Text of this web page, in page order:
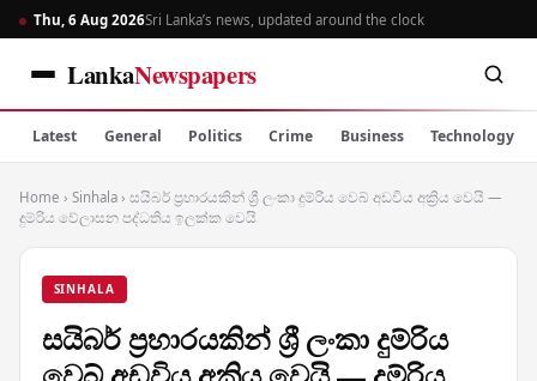
Thu, 6 Aug 2026Sri Lanka’s news, updated around the clock
LankaNewspapers
Latest General Politics Crime Business Technology
Home › Sinhala › සයිබර් ප්‍රහාරයකින් ශ්‍රී ලංකා දුම්රිය වෙබ් අඩවිය අක්‍රිය වෙයි —
දුම්රිය වේලාසන පද්ධතිය ඉලක්ක වෙයි
SINHALA
සයිබර් ප්‍රහාරයකින් ශ්‍රී ලංකා දුම්රිය